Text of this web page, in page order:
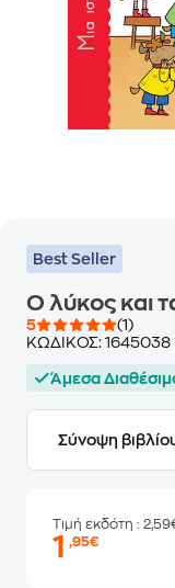
Best Seller
Ο λύκος και
5
(1)
ΚΩΔΙΚΟΣ: 1645038
Άμεσα
Σύνοψη
Τιμή εκδότη :
1,95€